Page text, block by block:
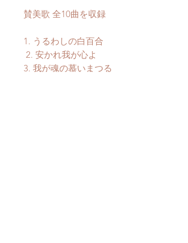
賛美歌 全10曲を収録
1. うるわしの白百合
2. 安かれ我が心よ
3. 我が魂の慕いまつる